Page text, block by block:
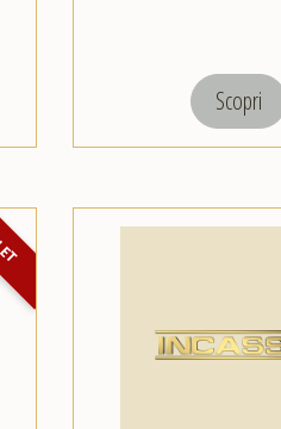
Scopri